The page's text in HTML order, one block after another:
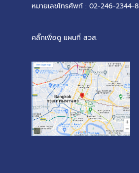
หมายเลขโทรศัพท์ : 02-246-2344-8
คลิ๊กเพื่อดู แผนที่ สวส.